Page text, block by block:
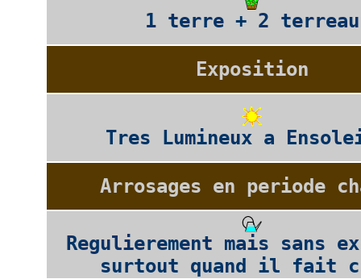
1 terre + 2 terreau
Exposition
Tres Lumineux a
Arrosages en periode
Regulierement mais sans
surtout quand il fait